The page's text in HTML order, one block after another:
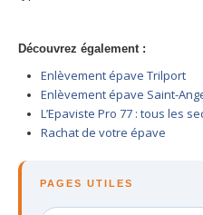
Centreagréé VHU 93 :
Centreagréé VHU 94 :
Centreagréé VHU 95 :
Découvrez également :
Enlèvement épave Trilport
Enlèvement épave Saint-
L’Epaviste Pro 77 : tous les
Rachat de votre épave
PAGES UTILES